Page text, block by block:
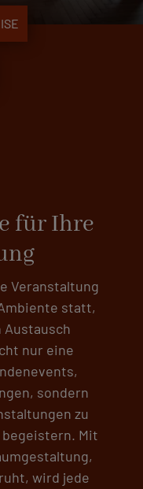
für Ihre
Veranstaltung
statt,
nur eine
sondern
zu
begeistern. Mit
wird jede